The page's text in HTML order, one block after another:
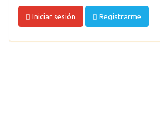
Iniciar sesión Registrarme